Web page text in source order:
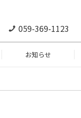
059-369-1123
お知らせ